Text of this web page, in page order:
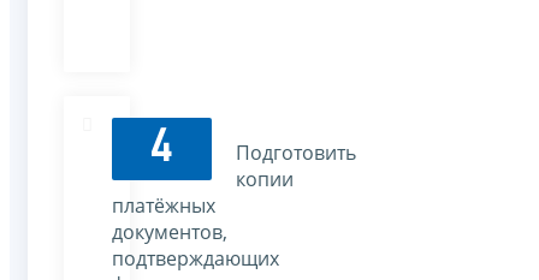
4
Подготовить
копии
платёжных
документов,
подтверждающих